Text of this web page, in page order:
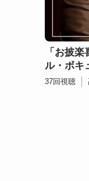
「お披
ル・ボキ
37回視聴